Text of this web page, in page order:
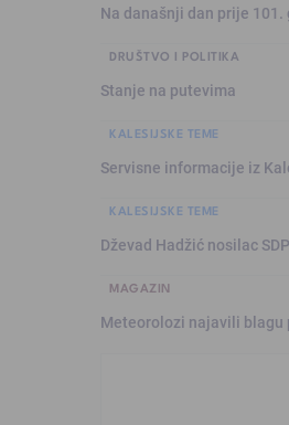
Na današnji dan prije
DRUŠTVO I POLITIKA
Stanje na putevima
KALESIJSKE TEME
Servisne informacije iz
KALESIJSKE TEME
Dževad Hadžić nosilac
MAGAZIN
Meteorolozi najavili blagu